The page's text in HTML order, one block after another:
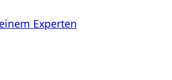
Experten